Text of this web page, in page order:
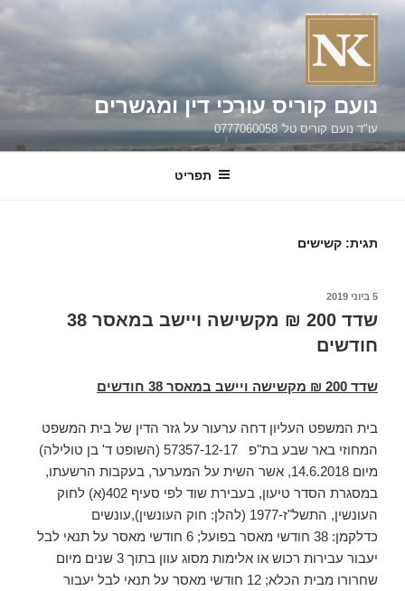
דילוג
נועם קוריס עורכי דין ומגשרים
עו"ד נועם קוריס טל' 0777060058
תפריט
תגית: קשישים
פורסם
5 ביוני 2019
שדד 200 ₪ מקשישה ויישב במאסר 38
חודשים
שדד 200 ₪ מקשישה ויישב במאסר 38 חודשים
בית המשפט העליון דחה ערעור על גזר הדין של בית המשפט
המחוזי באר שבע בת"פ 57357-12-17 (השופט ד' בן טולילה)
מיום 14.6.2018, אשר השית על המערער, בעקבות הרשעתו,
במסגרת הסדר טיעון, בעבירת שוד לפי סעיף 402(א) לחוק
העונשין, התשל"ז-1977 (להלן: חוק העונשין),עונשים
כדלקמן: 38 חודשי מאסר בפועל; 6 חודשי מאסר על תנאי לבל
יעבור עבירות רכוש או אלימות מסוג עוון בתוך 3 שנים מיום
שחרורו מבית הכלא; 12 חודשי מאסר על תנאי לבל יעבור